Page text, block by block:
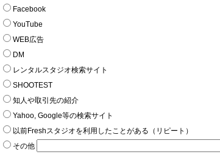
Facebook
YouTube
WEB広告
DM
レンタルスタジオ検索サイト
SHOOTEST
知人や取引先の紹介
Yahoo, Google等の検索サイト
以前Freshスタジオを利用したことがある（リピート）
その他